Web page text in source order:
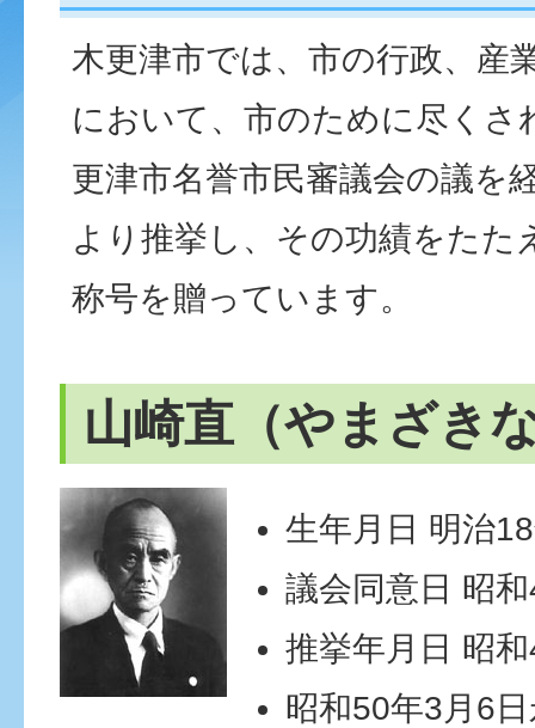
木更津市では、市の行政、産
において、市のために尽くさ
更津市名誉市民審議会の議を
より推挙し、その功績をたた
称号を贈っています。
山崎直（やまざき
生年月日 明治
議会同意日 昭
推挙年月日 昭
昭和50年3月6